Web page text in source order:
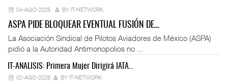
04-AGO-2026 BY IT-NETWORK
ASPA PIDE BLOQUEAR EVENTUAL FUSIÓN DE…
La Asociación Sindical de Pilotos Aviadores de México (ASPA)
pidió a la Autoridad Antimonopolios no ...
IT-ANÁLISIS: Primera Mujer Dirigirá IATA…
02-AGO-2026 BY IT-NETWORK